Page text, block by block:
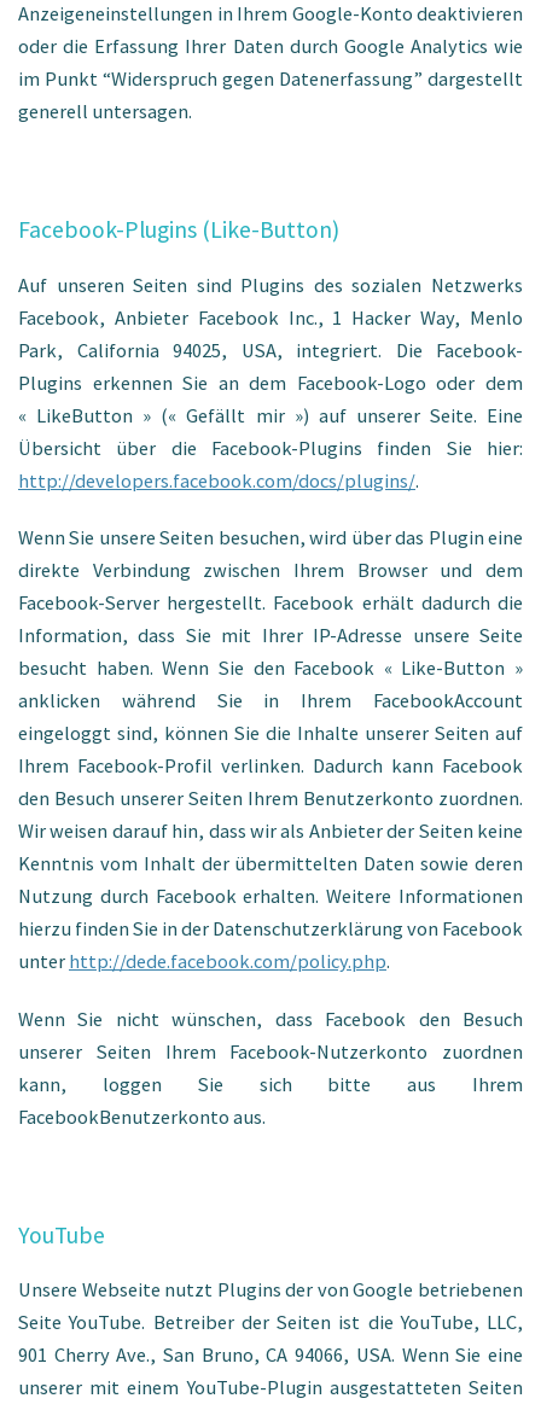
Anzeigeneinstellungen in Ihrem Google-Konto deaktivieren
oder die Erfassung Ihrer Daten durch Google Analytics wie
im Punkt “Widerspruch gegen Datenerfassung” dargestellt
generell untersagen.
Facebook-Plugins (Like-Button)
Auf unseren Seiten sind Plugins des sozialen Netzwerks
Facebook, Anbieter Facebook Inc., 1 Hacker Way, Menlo
Park, California 94025, USA, integriert. Die Facebook-
Plugins erkennen Sie an dem Facebook-Logo oder dem
« LikeButton » (« Gefällt mir ») auf unserer Seite. Eine
Übersicht über die Facebook-Plugins finden Sie hier:
http://developers.facebook.com/docs/plugins/.
Wenn Sie unsere Seiten besuchen, wird über das Plugin eine
direkte Verbindung zwischen Ihrem Browser und dem
Facebook-Server hergestellt. Facebook erhält dadurch die
Information, dass Sie mit Ihrer IP-Adresse unsere Seite
besucht haben. Wenn Sie den Facebook « Like-Button »
anklicken während Sie in Ihrem FacebookAccount
eingeloggt sind, können Sie die Inhalte unserer Seiten auf
Ihrem Facebook-Profil verlinken. Dadurch kann Facebook
den Besuch unserer Seiten Ihrem Benutzerkonto zuordnen.
Wir weisen darauf hin, dass wir als Anbieter der Seiten keine
Kenntnis vom Inhalt der übermittelten Daten sowie deren
Nutzung durch Facebook erhalten. Weitere Informationen
hierzu finden Sie in der Datenschutzerklärung von Facebook
unter http://dede.facebook.com/policy.php.
Wenn Sie nicht wünschen, dass Facebook den Besuch
unserer Seiten Ihrem Facebook-Nutzerkonto zuordnen
kann, loggen Sie sich bitte aus Ihrem
FacebookBenutzerkonto aus.
YouTube
Unsere Webseite nutzt Plugins der von Google betriebenen
Seite YouTube. Betreiber der Seiten ist die YouTube, LLC,
901 Cherry Ave., San Bruno, CA 94066, USA. Wenn Sie eine
unserer mit einem YouTube-Plugin ausgestatteten Seiten